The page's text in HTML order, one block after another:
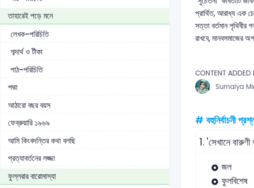
তাহারেই পড়ে মনে
লেখক-পরিচিতি
শব্দার্থ ও টীকা
পাঠ-পরিচিতি
পদ্মা
আঠারো বছর বয়স
ফেব্রুয়ারি ১৯৬৯
আমি কিংবদন্তির কথা বলছি
প্রত্যাবর্তনের লজ্জা
ফুল্লরার বারোমাস্যা
প্রার্থিত, আরাধ্য এক
সত্তা বর্তমান
রাখবে, মানবসমাজের
CONTENT ADDED
Sumaiya
# বহুনির্বাচনী
1. 'সেখানে
জল
ফুলবিশেষ